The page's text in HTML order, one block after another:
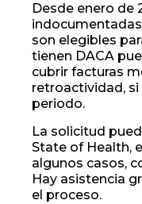
Desde enero de
son elegibles
tienen DACA
cubrir facturas
retroactividad,
periodo.
La solicitud
State of Health,
algunos casos,
Hay asistencia
el proceso.